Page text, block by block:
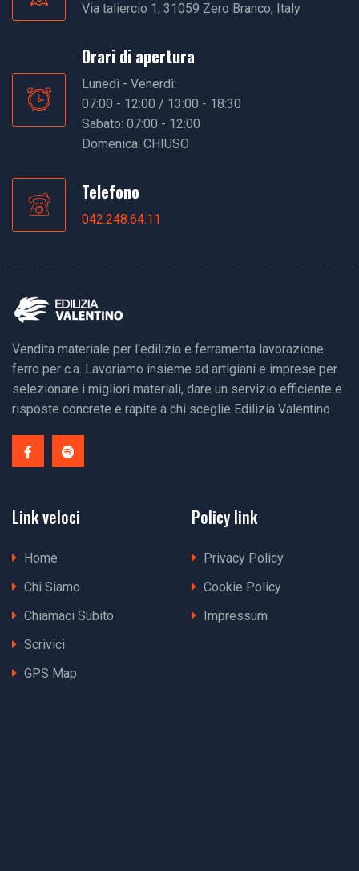
Via taliercio 1, 31059 Zero Branco, Italy
Orari di apertura
Lunedì - Venerdì:
07:00 - 12:00 / 13:00 - 18:30
Sabato: 07:00 - 12:00
Domenica: CHIUSO
Telefono
042.248.64.11
Vendita materiale per l'edilizia e ferramenta lavorazione
ferro per c.a. Lavoriamo insieme ad artigiani e imprese per
selezionare i migliori materiali, dare un servizio efficiente e
risposte concrete e rapite a chi sceglie Edilizia Valentino
Link veloci
Home
Chi Siamo
Chiamaci Subito
Scrivici
GPS Map
Policy link
Privacy Policy
Cookie Policy
Impressum